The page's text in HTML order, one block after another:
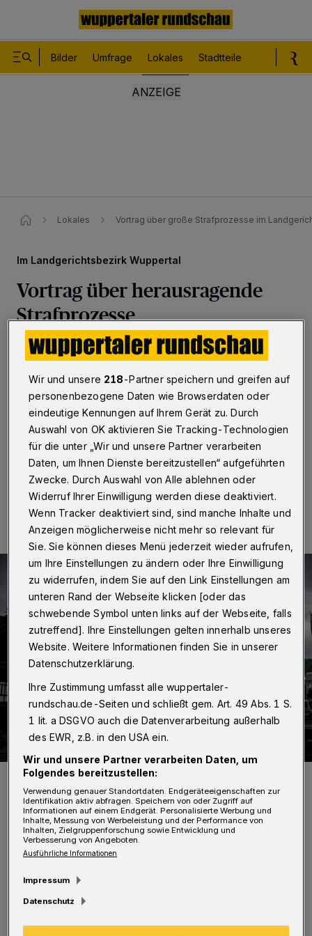
Bilder Umfrage Lokales Stadtteile
Lokales Vortrag über große Strafprozesse im
Im Landgerichtsbezirk Wuppertal
Vortrag über herausragende
Strafprozesse
Wuppertal ·Anlässlich des 75-jährigen Jubiläums der
Justiz des Landes Nordrhein-Westfalen richtet das
Landgericht Wuppertal am 7. April 2022 ab 19 Uhr eine
Vortragsveranstaltung aus. Dabei geht es im
Schwurgerichtssaal (L147) des historischen
Landgerichtsgebäudes um die „Herausragenden
Strafprozessen im Landgerichtsbezirk Wuppertal“.
04.04.2022 , 10:00 Uhr Eine Minute Lesezeit
Das Wuppertaler Landgericht.
Foto: Wuppertaler Rundschau/Dennis Polz
Die Strafprozesse um den „Kirmesmörder“
Bartsch (der in der Zeit von 1962 bis 1966 vier
Jungen auf Kirmesplätzen angesprochen und
Wir und unsere 218-Partner speichern und greifen auf
personenbezogene Daten wie Browserdaten oder
eindeutige Kennungen auf Ihrem Gerät zu. Durch
Auswahl von OK aktivieren Sie Tracking-Technologien
für die unter „Wir und unsere Partner verarbeiten
Daten, um Ihnen Dienste bereitzustellen“ aufgeführten
Zwecke. Durch Auswahl von Alle ablehnen oder
Widerruf Ihrer Einwilligung werden diese deaktiviert.
Wenn Tracker deaktiviert sind, sind manche Inhalte und
Anzeigen möglicherweise nicht mehr so relevant für
Sie. Sie können dieses Menü jederzeit wieder aufrufen,
um Ihre Einstellungen zu ändern oder Ihre Einwilligung
zu widerrufen, indem Sie auf den Link Einstellungen am
unteren Rand der Webseite klicken [oder das
schwebende Symbol unten links auf der Webseite, falls
zutreffend]. Ihre Einstellungen gelten innerhalb unseres
Website. Weitere Informationen finden Sie in unserer
Datenschutzerklärung.
Ihre Zustimmung umfasst alle wuppertaler-
rundschau.de-Seiten und schließt gem. Art. 49 Abs. 1 S.
1 lit. a DSGVO auch die Datenverarbeitung außerhalb
des EWR, z.B. in den USA ein.
Wir und unsere Partner verarbeiten Daten, um
Folgendes bereitzustellen:
Verwendung genauer Standortdaten. Endgeräteeigenschaften zur
Identifikation aktiv abfragen. Speichern von oder Zugriff auf
Informationen auf einem Endgerät. Personalisierte Werbung und
Inhalte, Messung von Werbeleistung und der Performance von
Inhalten, Zielgruppenforschung sowie Entwicklung und
Verbesserung von Angeboten.
Ausführliche Informationen
Impressum
Datenschutz